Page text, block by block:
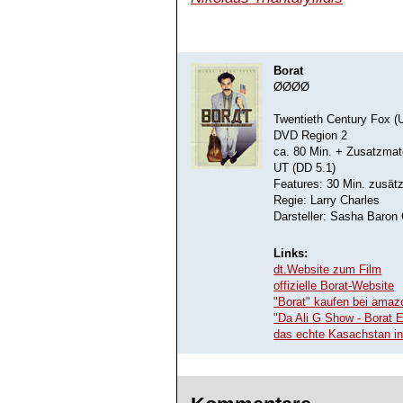
Borat
ØØØØ
Twentieth Century Fox
DVD Region 2
ca. 80 Min. +
UT (DD 5.1)
Features: 30 Min.
Regie: Larry Charles
Darsteller: Sasha
Links:
dt.Website zum Film
offizielle Borat-Website
"Borat" kaufen bei
"Da Ali G Show - Borat
das echte Kasachstan